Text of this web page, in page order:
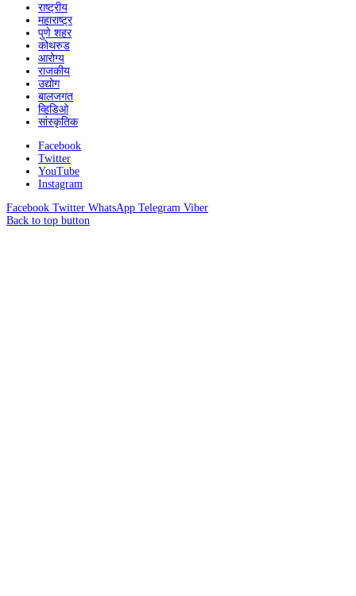
राष्ट्रीय
महाराष्ट्र
पुणे शहर
कोथरुड
आरोग्य
राजकीय
उद्योग
बालजगत
व्हिडिओ
सांस्कृतिक
Facebook
Twitter
YouTube
Instagram
Facebook Twitter WhatsApp Telegram Viber
Back to top button